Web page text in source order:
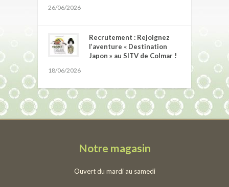
26/06/2026
Recrutement : Rejoignez
l’aventure « Destination
Japon » au SITV de Colmar !
18/06/2026
Notre magasin
Ouvert du mardi au samedi